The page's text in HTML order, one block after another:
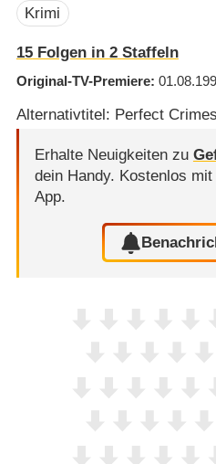
Krimi
15Folgen in 2Staffeln
Original-TV-Premiere
Alternativtitel: Perfect
Erhalte Neuigkeiten zu
dein Handy. Kostenlos mit
App.